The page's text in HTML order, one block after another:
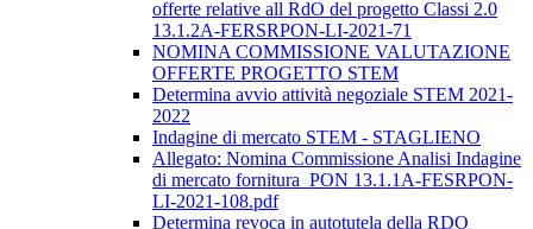
offerte relative all RdO del progetto Classi 2.0
13.1.2A-FERSRPON-LI-2021-71
NOMINA COMMISSIONE VALUTAZIONE
OFFERTE PROGETTO STEM
Determina avvio attività negoziale STEM 2021-
2022
Indagine di mercato STEM - STAGLIENO
Allegato: Nomina Commissione Analisi Indagine
di mercato fornitura_PON 13.1.1A-FESRPON-
LI-2021-108.pdf
Determina revoca in autotutela della RDO